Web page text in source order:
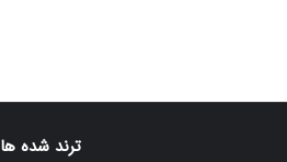
ترند شده ها